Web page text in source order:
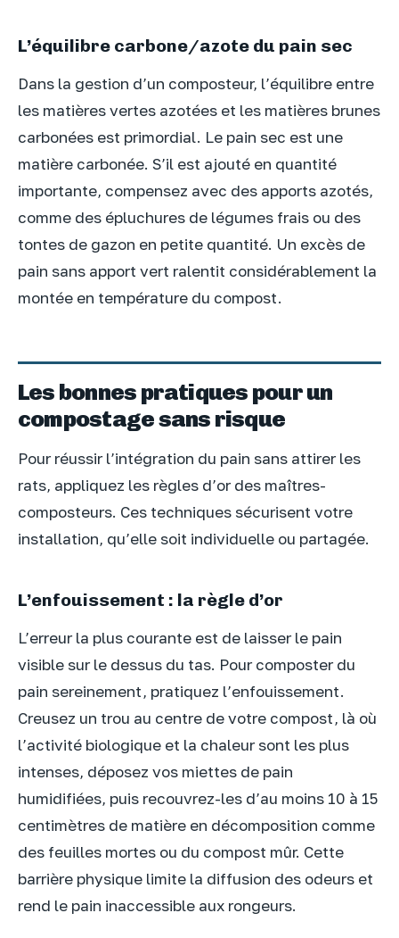
L’équilibre carbone/azote du pain sec
Dans la gestion d’un composteur, l’équilibre entre
les matières vertes azotées et les matières brunes
carbonées est primordial. Le pain sec est une
matière carbonée. S’il est ajouté en quantité
importante, compensez avec des apports azotés,
comme des épluchures de légumes frais ou des
tontes de gazon en petite quantité. Un excès de
pain sans apport vert ralentit considérablement la
montée en température du compost.
Les bonnes pratiques pour un
compostage sans risque
Pour réussir l’intégration du pain sans attirer les
rats, appliquez les règles d’or des maîtres-
composteurs. Ces techniques sécurisent votre
installation, qu’elle soit individuelle ou partagée.
L’enfouissement : la règle d’or
L’erreur la plus courante est de laisser le pain
visible sur le dessus du tas. Pour composter du
pain sereinement, pratiquez l’enfouissement.
Creusez un trou au centre de votre compost, là où
l’activité biologique et la chaleur sont les plus
intenses, déposez vos miettes de pain
humidifiées, puis recouvrez-les d’au moins 10 à 15
centimètres de matière en décomposition comme
des feuilles mortes ou du compost mûr. Cette
barrière physique limite la diffusion des odeurs et
rend le pain inaccessible aux rongeurs.